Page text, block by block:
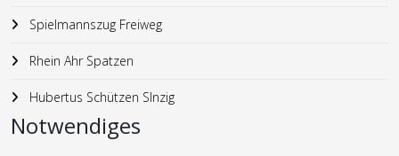
Spielmannszug Freiweg
Rhein Ahr Spatzen
Hubertus Schützen SInzig
Notwendiges